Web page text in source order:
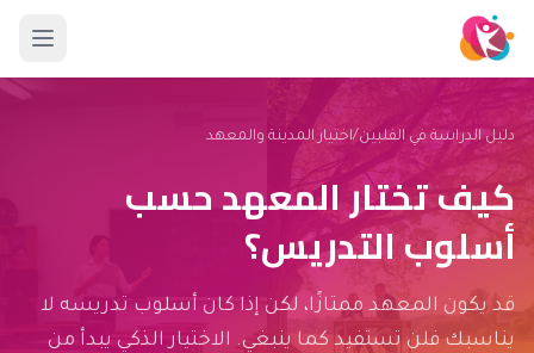
دليل الدراسة في الفلبين/اختيار المدينة والمعهد
كيف تختار المعهد حسب
أسلوب التدريس؟
قد يكون المعهد ممتازًا، لكن إذا كان أسلوب تدريسه لا
يناسبك فلن تستفيد كما ينبغي. الاختيار الذكي يبدأ من